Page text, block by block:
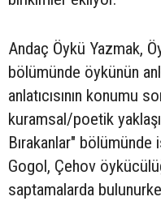
Andaç Öykü Yazmak,
bölümünde öykünün
anlatıcısının konumu
kuramsal/poetik
Bırakanlar" bölümünde
Gogol, Çehov
saptamalarda